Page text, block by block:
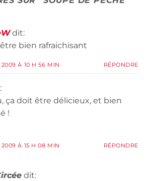
dit:
bien rafraichisant
2009 À 10 H 56 MIN RÉPONDRE
ça doit être délicieux, et bien
!
2009 À 15 H 08 MIN RÉPONDRE
dit: